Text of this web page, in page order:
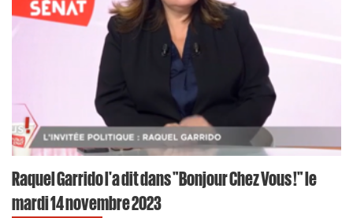
Raquel Garrido l'a dit dans "Bonjour Chez Vous !" le
mardi 14 novembre 2023